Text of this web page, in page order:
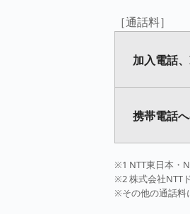
［通話料］
加入電話
携帯電話
※1 NTT東日本・
※2 株式会社NTT
※その他の通話料